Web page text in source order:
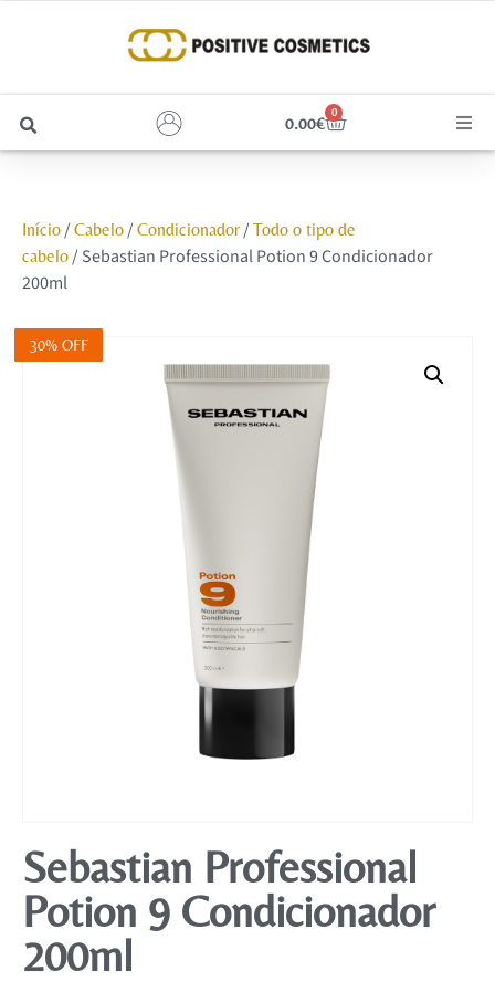
0.00€
0
Unhas
Homem
Rosto
Início/ Cabelo/ Condicionador/ Todo o tipo de
cabelo/ Sebastian Professional Potion 9 Condicionador
200ml
30% OFF
Sebastian Professional
Potion 9 Condicionador
200ml